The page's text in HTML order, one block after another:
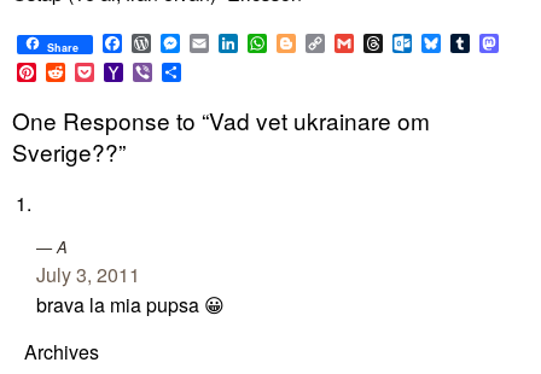
Share Facebook
WordPress
Messenger
EmailLinkedIn
WhatsApp
BloggerCopy
Link
GmailThreadsOutlook.com
BlueskyTumblr
Pinterest
RedditPocketYahoo
Mail
Viber
One Response to “Vad vet ukrainare om
Sverige??”
A
July 3, 2011
brava la mia pupsa 😀
Archives